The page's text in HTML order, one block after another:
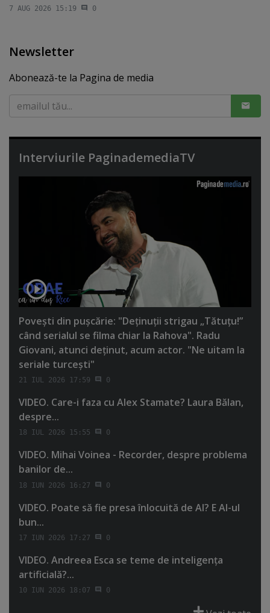
7 AUG 2026 15:19 0
Newsletter
Abonează-te la Pagina de media
Interviurile PaginademediaTV
Poveşti din puşcărie: "Deţinuţii strigau „Tătuţu!”
când serialul se filma chiar la Rahova". Radu
Giovani, atunci deţinut, acum actor. "Ne uitam la
seriale turceşti"
21 IUL 2026 17:59 0
VIDEO. Care-i faza cu Alex Stamate? Laura Bălan,
despre...
18 IUL 2026 15:55 0
VIDEO. Mihai Voinea - Recorder, despre problema
banilor de...
18 IUN 2026 16:27 0
VIDEO. Poate să fie presa înlocuită de AI? E AI-ul
bun...
17 IUN 2026 17:27 0
VIDEO. Andreea Esca se teme de inteligenţa
artificială?...
10 IUN 2026 18:07 0